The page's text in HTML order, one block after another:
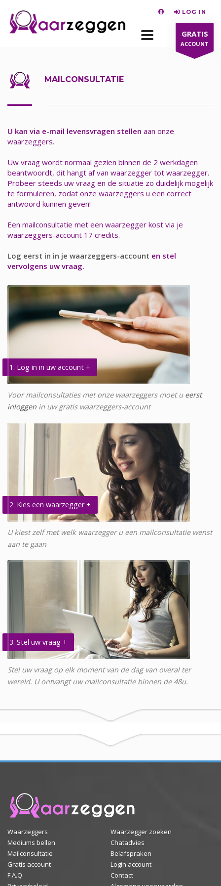
LOG IN
GRATIS
ACCOUNT
MAILCONSULTATIE
U kan via e-mail levensvragen stellen aan onze
waarzeggers.
Uw vraag wordt normaal gezien binnen de 2 werkdagen
beantwoordt, dit hangt af van waarzegger tot waarzegger.
Probeer steeds uw vraag en de situatie zo duidelijk mogelijk
te formuleren, zodat onze waarzeggers u een correct
antwoord kunnen geven!
Een mailconsultatie met een waarzegger kost via je
waarzeggers-account 17 credits.
Log eerst in in je waarzeggers-account en stel
vervolgens uw vraag.
1. Log in in uw account +
Voor mailconsultaties met onze waarzeggers moet u eerst
inloggen in uw gratis waarzeggers-account
2. Kies een waarzegger +
U kiest zelf met welk waarzegger u een mailconsultatie wenst
aan te gaan
3. Stel uw vraag +
Stel uw vraag op elk moment van de dag van overal ter
wereld. U ontvangt uw mailconsultatie binnen de 48u.
Waarzeggers
Waarzegger zoeken
Mediums bellen
Chatadvies
Mailconsultatie
Belafspraken
Gratis account
Login account
F.A.Q
Contact